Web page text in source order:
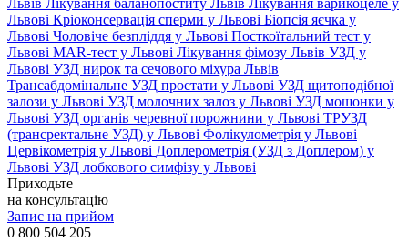
Львів Лікування баланопоститу Львів Лікування варикоцеле у
Львові Кріоконсервація сперми у Львові Біопсія яєчка у
Львові Чоловіче безпліддя у Львові Посткоїтальний тест у
Львові MAR-тест у Львові Лікування фімозу Львів УЗД у
Львові УЗД нирок та сечового міхура Львів
Трансабдомінальне УЗД простати у Львові УЗД щитоподібної
залози у Львові УЗД молочних залоз у Львові УЗД мошонки у
Львові УЗД органів черевної порожнини у Львові ТРУЗД
(трансректальне УЗД) у Львові Фолікулометрія у Львові
Цервікометрія у Львові Доплерометрія (УЗД з Доплером) у
Львові УЗД лобкового симфізу у Львові
Приходьте
на консультацію
Запис на прийом
0 800 504 205